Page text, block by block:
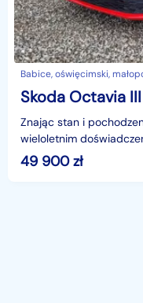
Babice, oświęcimski,
Znając stan i
wieloletnim
miesięcznej gwarancji
49 900zł